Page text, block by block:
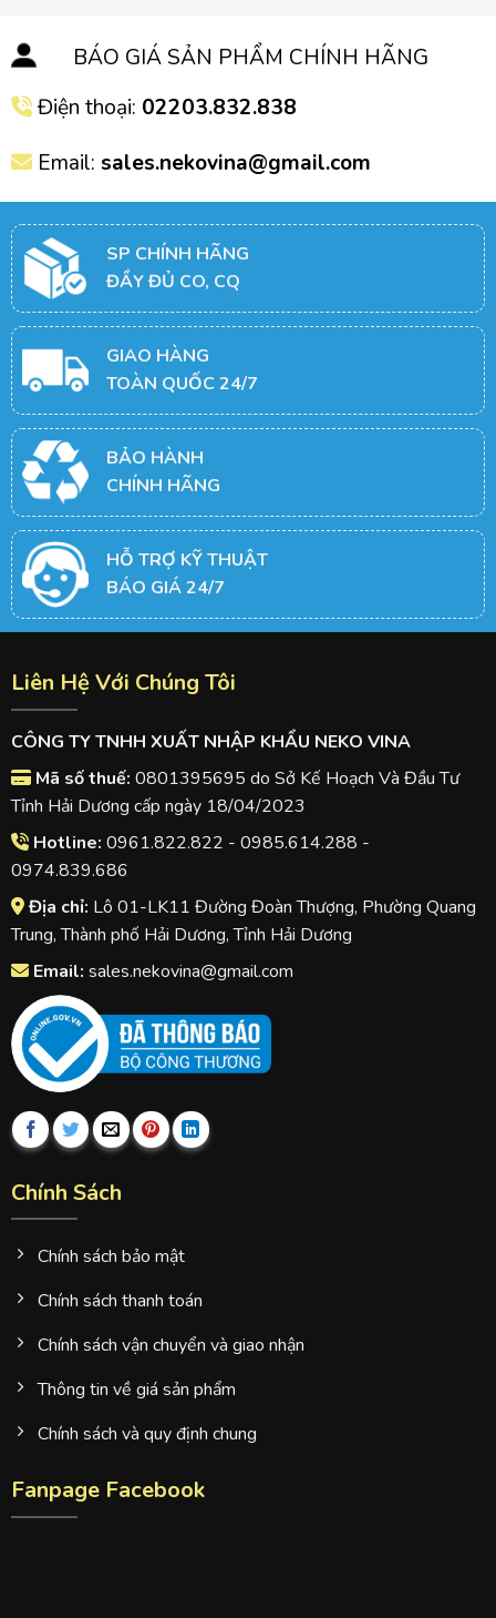
BÁO GIÁ SẢN PHẨM CHÍNH HÃNG
Điện thoại: 02203.832.838
Email: sales.nekovina@gmail.com
SP CHÍNH HÃNG
ĐẦY ĐỦ CO, CQ
GIAO HÀNG
TOÀN QUỐC 24/7
BẢO HÀNH
CHÍNH HÃNG
HỖ TRỢ KỸ THUẬT
BÁO GIÁ 24/7
Liên Hệ Với Chúng Tôi
CÔNG TY TNHH XUẤT NHẬP KHẨU NEKO VINA
Mã số thuế: 0801395695 do Sở Kế Hoạch Và Đầu Tư
Tỉnh Hải Dương cấp ngày 18/04/2023
Hotline: 0961.822.822 - 0985.614.288 -
0974.839.686
Địa chỉ: Lô 01-LK11 Đường Đoàn Thượng, Phường Quang
Trung, Thành phố Hải Dương, Tỉnh Hải Dương
Email: sales.nekovina@gmail.com
Chính Sách
Chính sách bảo mật
Chính sách thanh toán
Chính sách vận chuyển và giao nhận
Thông tin về giá sản phẩm
Chính sách và quy định chung
Fanpage Facebook